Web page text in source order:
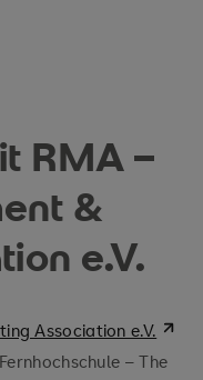
RMA –
&
e.V.
Association e.V.
– The